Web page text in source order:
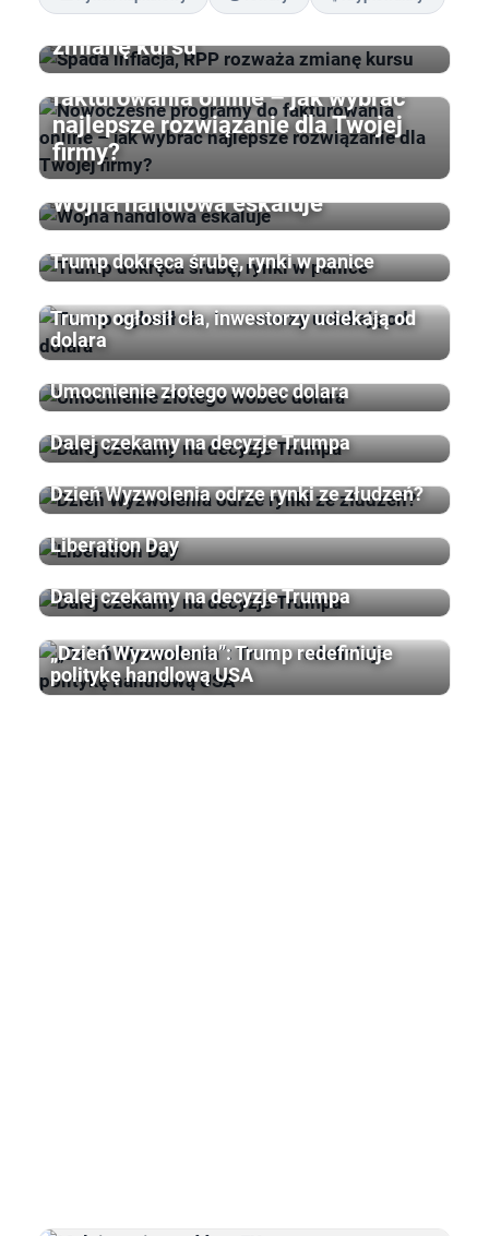
Spada inflacja, RPP rozważa
zmianę kursu
Nowoczesne programy do
fakturowania online – jak wybrać
najlepsze rozwiązanie dla Twojej
firmy?
Wojna handlowa eskaluje
Trump dokręca śrubę, rynki w panice
Trump ogłosił cła, inwestorzy uciekają od
dolara
Umocnienie złotego wobec dolara
Dalej czekamy na decyzje Trumpa
Dzień Wyzwolenia odrze rynki ze złudzeń?
Liberation Day
Dalej czekamy na decyzje Trumpa
„Dzień Wyzwolenia”: Trump redefiniuje
politykę handlową USA